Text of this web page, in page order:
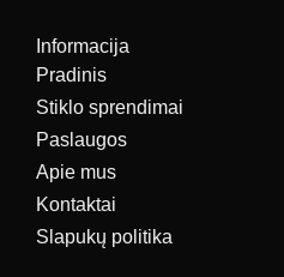
Informacija
Pradinis
Stiklo sprendimai
Paslaugos
Apie mus
Kontaktai
Slapukų politika